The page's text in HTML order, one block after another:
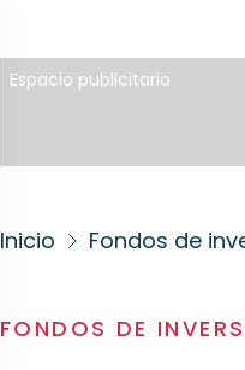
Espacio publicitario
Inicio Fondos de
FONDOS DE